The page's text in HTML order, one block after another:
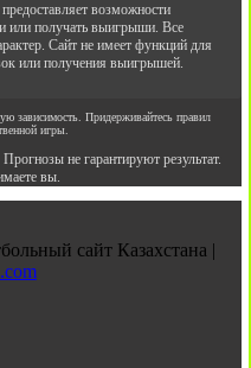
возможности
или получать выигрыши. Все
Сайт не имеет функций для
или получения выигрышей.
зависимость. Придерживайтесь правил
игры.
не гарантируют результат.
вы.
сайт Казахстана |